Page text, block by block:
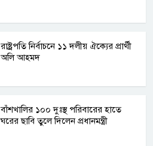
রাষ্ট্রপতি নির্বাচনে ১১ দলীয় ঐক্যের প্রার্থী
অলি আহমদ
বাঁশখালির ১০০ দুঃস্থ পরিবারের হাতে
ঘরের ছাবি তুলে দিলেন প্রধানমন্ত্রী